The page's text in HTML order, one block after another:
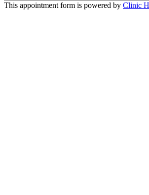
This appointment form is powered by Clinic